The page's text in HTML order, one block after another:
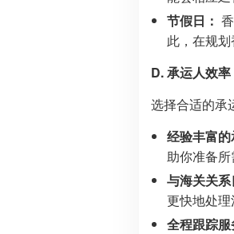
节假日：
此，在规
D. 承运人效率
选择合适的承
经验丰富的
助你准备所
与海关关系
更快地处理
全程跟踪服